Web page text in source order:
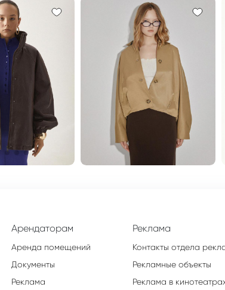
Арендаторам
Аренда помещений
Документы
Реклама
Реклама
Контакты отдела
Рекламные объекты
Реклама в